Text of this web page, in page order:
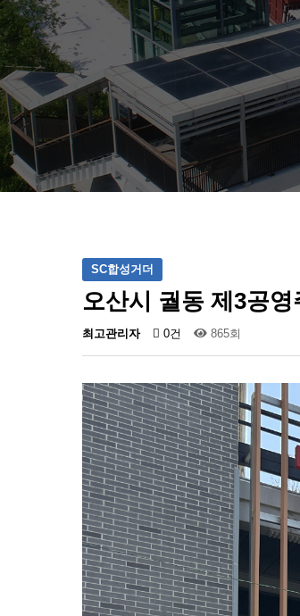
SC합성거더
오산시 궐동 제3공영
최고관리자 0건 865회